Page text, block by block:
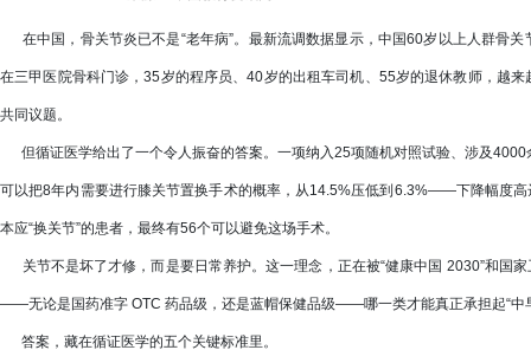
在中国，骨关节炎已不是“老年病”。最新流调数据显示，中国60岁以上人群骨
在三甲医院骨科门诊，35岁的程序员、40岁的出租车司机、55岁的退休教师，越
共同议题。
但循证医学给出了一个令人振奋的答案。一项纳入25项随机对照试验、涉及
可以把8年内需要进行膝关节置换手术的概率，从14.5%压低到6.3%——下降幅度
本应“换关节”的患者，最终有56个可以避免这场手术。
关节不是坏了才修，而是要日常养护。这一理念，正在被“健康中国 2030”和国
——无论是国药准字 OTC 药品级，还是蓝帽保健品级——哪一类才能真正承担起“中
答案，藏在循证医学的五个关键标准里。